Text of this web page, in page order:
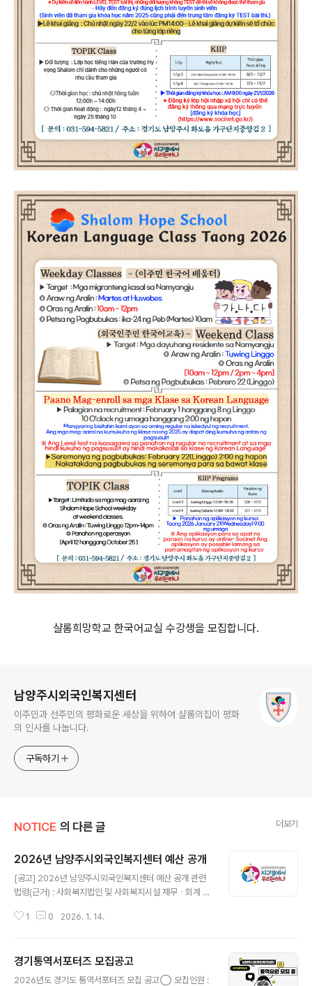
샬롬희망학교 한국어교실 수강생을 모집합니다.
남양주시외국인복지센터
이주민과 선주민의 평화로운 세상을 위하여 샬롬의집이 평화
의 인사를 나눕니다.
구독하기
NOTICE 의 다른 글 더보기
2026년 남양주시외국인복지센터 예산 공개
[공고] 2026년 남양주시외국인복지센터 예산 공개 관련
법령(근거) : 사회복지법인 및 사회복지시설 재무ㆍ회계 규
시외국인복지센터 예산을 붙임과 같이 공고합니다.문의:
1 0 2026. 1. 14.
경기통역서포터즈 모집공고
2026년도 경기도 통역서포터즈 모집 공고◯ 모집인원 :